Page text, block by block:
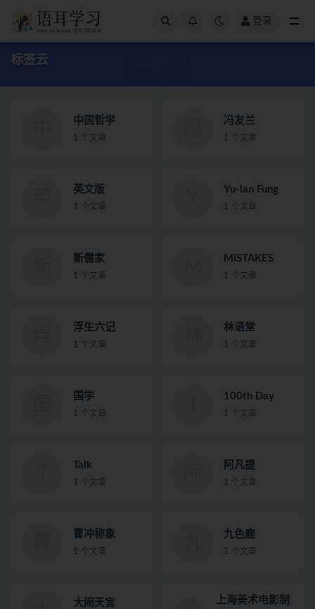
登录
标签云
中国哲学
1 个文章
冯友兰
1 个文章
英文版
1 个文章
Yu-lan Fung
1 个文章
新儒家
1 个文章
MISTAKES
1 个文章
浮生六记
1 个文章
林语堂
1 个文章
国学
1 个文章
100th Day
1 个文章
Talk
1 个文章
阿凡提
1 个文章
曹冲称象
1 个文章
九色鹿
1 个文章
大闹天宫
上海美术电影制